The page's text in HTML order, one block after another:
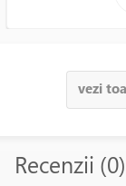
vezi
Recenzii (0)